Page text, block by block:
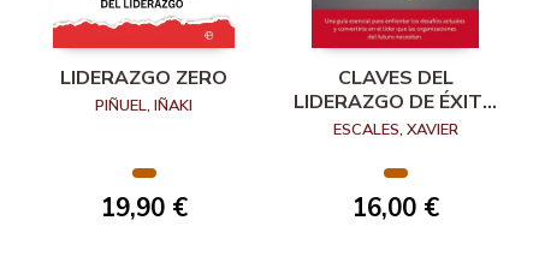
LIDERAZGO ZERO
PIÑUEL, IÑAKI
19,90 €
CLAVES DEL
LIDERAZGO DE ÉXITO
EN LA ERA DIGITAL
ESCALES, XAVIER
16,00 €